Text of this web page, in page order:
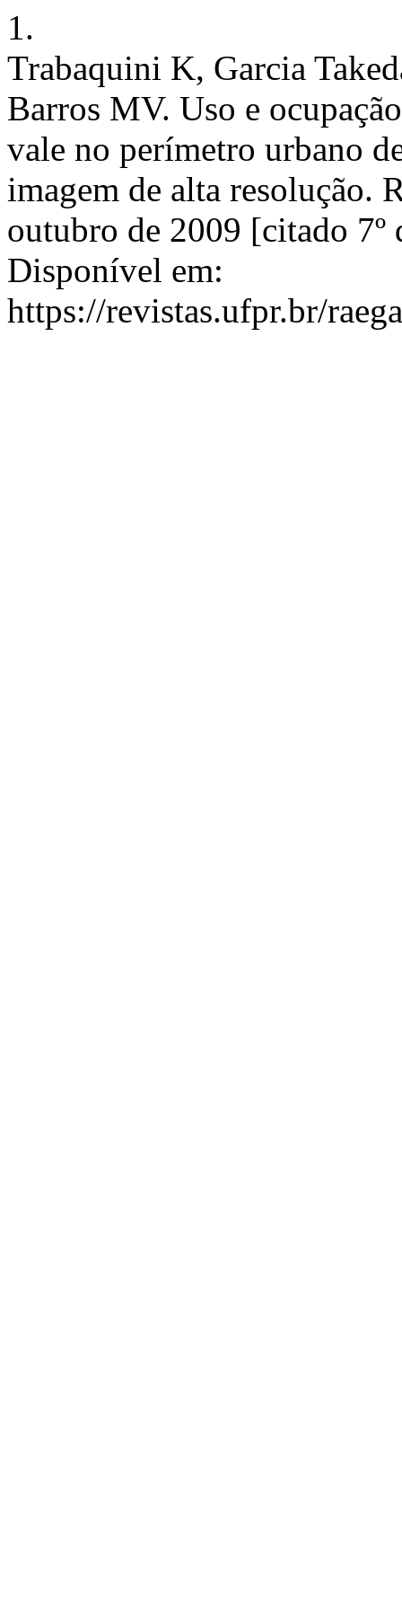
1.
Trabaquini K, Garcia
Barros MV. Uso e
vale no perímetro urbano
imagem de alta resolução.
outubro de 2009 [citado 7º
Disponível em:
https://revistas.ufpr.br/